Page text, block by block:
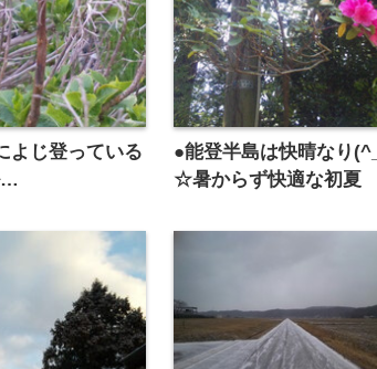
よじ登っている
…
●能登半島は快晴なり
☆暑からず快適な初夏